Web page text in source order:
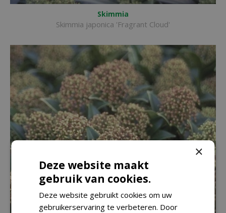
Skimmia
Skimmia japonica 'Fragrant Cloud'
×
Deze website maakt
gebruik van cookies.
Deze website gebruikt cookies om uw
gebruikerservaring te verbeteren. Door